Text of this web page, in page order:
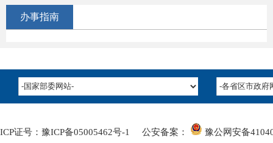
办事指南
ICP证号：豫ICP备05005462号-1 公安备案： 豫公网安备